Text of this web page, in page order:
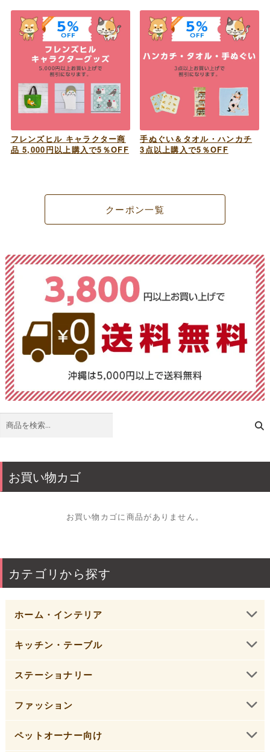
フレンズヒル キャラクター商
品 5,000円以上購入で5％OFF
手ぬぐい＆タオル・ハンカチ
3点以上購入で5％OFF
クーポン一覧
検
お買い物カゴ
お買い物カゴに商品がありません。
カテゴリから探す
ホーム・インテリア
キッチン・テーブル
ステーショナリー
ファッション
ペットオーナー向け